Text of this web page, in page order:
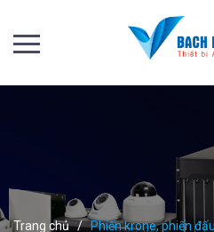
Trang chủ / Phiến krone, phiến